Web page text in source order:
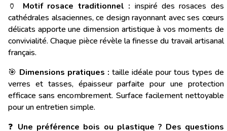
🏺 Motif rosace traditionnel : inspiré des rosaces des
cathédrales alsaciennes, ce design rayonnant avec ses cœurs
délicats apporte une dimension artistique à vos moments de
convivialité. Chaque pièce révèle la finesse du travail artisanal
français.
🎯 Dimensions pratiques : taille idéale pour tous types de
verres et tasses, épaisseur parfaite pour une protection
efficace sans encombrement. Surface facilement nettoyable
pour un entretien simple.
❓ Une préférence bois ou plastique ? Des questions